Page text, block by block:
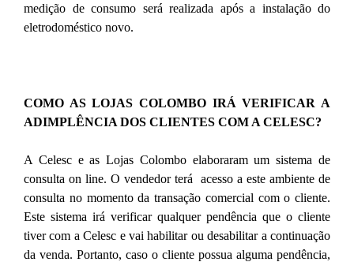
medição de consumo será realizada após a instalação do
eletrodoméstico novo.
COMO AS LOJAS COLOMBO IRÁ VERIFICAR A
ADIMPLÊNCIA DOS CLIENTES COM A CELESC?
A Celesc e as Lojas Colombo elaboraram um sistema de
consulta on line. O vendedor terá acesso a este ambiente de
consulta no momento da transação comercial com o cliente.
Este sistema irá verificar qualquer pendência que o cliente
tiver com a Celesc e vai habilitar ou desabilitar a continuação
da venda. Portanto, caso o cliente possua alguma pendência,